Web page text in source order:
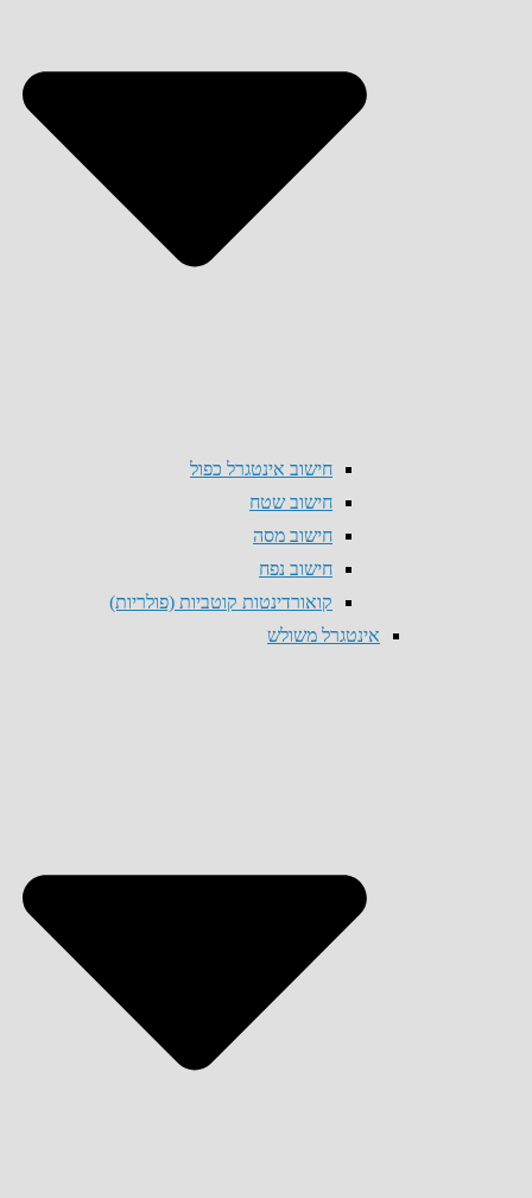
חישוב אינטגרל כפול
חישוב שטח
חישוב מסה
חישוב נפח
קואורדינטות קוטביות (פולריות)
אינטגרל משולש